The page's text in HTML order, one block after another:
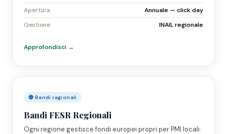
Apertura
Annuale — click day
Gestione
INAIL regionale
Approfondisci →
🔵 Bandi regionali
Bandi FESR Regionali
Ogni regione gestisce fondi europei propri per PMI locali: